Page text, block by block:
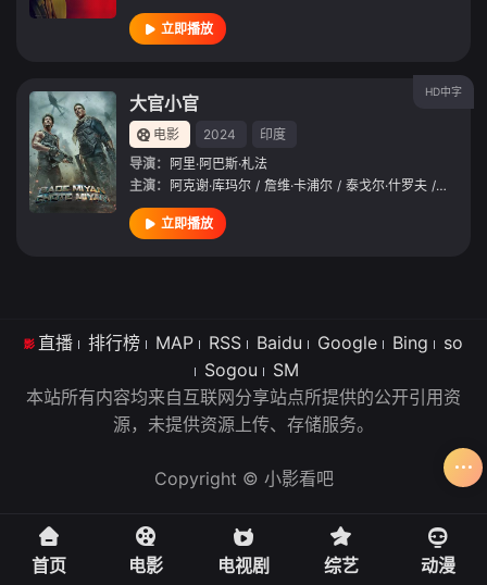
立即播放
HD中字
大官小官
电影 2024
印度
导演： 阿里·阿巴斯·札法
主演： 阿克谢·库玛尔 / 詹维·卡浦尔 / 泰戈尔·什罗夫 / 索娜什·
立即播放
直播 排行榜 MAP RSS Baidu Google Bing
so
Sogou
SM
本站所有内容均来自互联网分享站点所提供的公开引用资
源，未提供资源上传、存储服务。
Copyright © 小影看吧
首页 电影 电视剧 综艺 动漫